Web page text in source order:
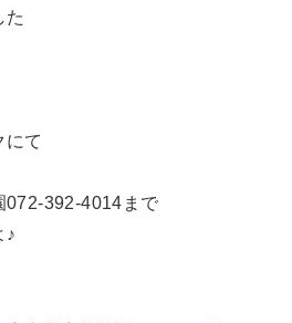
た
にて
072-392-4014まで
♪